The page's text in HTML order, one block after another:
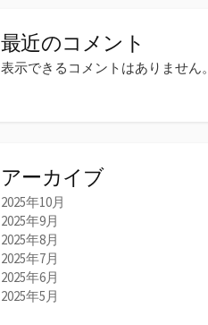
最近のコメント
表示できるコメントはありません。
アーカイブ
2025年10月
2025年9月
2025年8月
2025年7月
2025年6月
2025年5月